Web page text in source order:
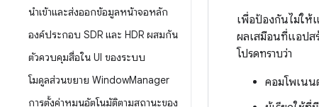
นำเข้าและส่งออกข้อมูลหน้าจอหลัก
องค์ประกอบ SDR และ HDR ผสมกัน
ตัวควบคุมสื่อใน UI ของระบบ
โมดูลส่วนขยาย WindowManager
การตั้งค่าหมุนอัตโนมัติตามสถานะของ
เพื่อป้องกันไม่ให้
ผลเสมือนที่แอปส
โปรดทราบว่า
คอมโพเน